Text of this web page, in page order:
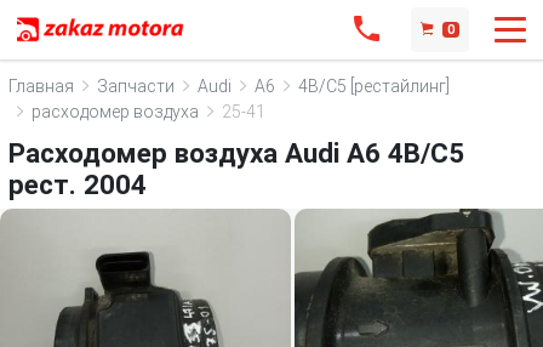
0
Главная Запчасти Audi A6
4B/C5 [рестайлинг]
расходомер воздуха
25-41
Расходомер воздуха Audi A6 4B/C5
рест. 2004